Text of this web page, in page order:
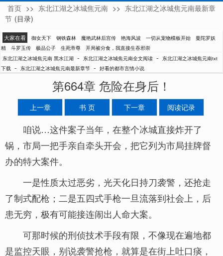
黑水江湖
首页 >> 东北江湖之冰城焦元南 >> 东北江湖之冰城焦元南最新章
节 (目录)
大家在看 御女天下 钢铁森林 魔艳武林后宫传 艳海风波 一切从宠物模板开始
曼陀罗妖
精
斗罗玉传 极品公子 生死帝尊
开局被分食，我直接生吞邪崇
东北江湖之冰城焦元南 黑水江湖 - 东北江湖之冰城焦元南全文阅读 - 东北江湖之冰城焦元南txt
下载 - 东北江湖之冰城焦元南最新章节 - 好看的都市言情小说
第664章 危险在身后！
上一章 书 页 下一章 阅读记录
咱说…这件案子当年，在整个冰城直接炸开了
锅，市局一把手亲自牵头开会，把它列为市局挂牌督
办的特大案件。
一是性质太过恶劣，光天化日持刀袭警，还抢走
了制式配枪；二是五四式手枪一旦流落到社会上，后
患无穷，极有可能接连闹出人命大案。
可那时候的刑侦技术手段有限，不像现在遍地都
是监控天眼，别说袭警抢枪，就算是在街上吐口痰，